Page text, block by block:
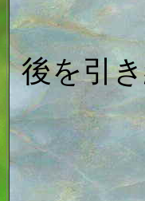
後を引